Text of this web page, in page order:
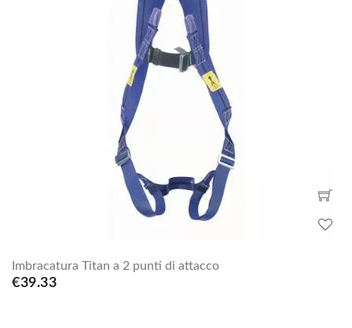
Imbracatura Titan a 2 punti di attacco
€39.33